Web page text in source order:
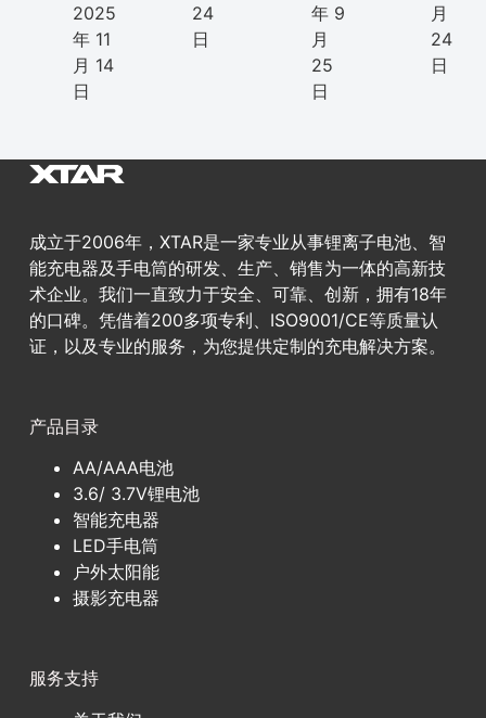
2025
年 11
月 14
日
24
日
年 9
月
25
日
月
24
日
成立于2006年，XTAR是一家专业从事锂离子电池、智
能充电器及手电筒的研发、生产、销售为一体的高新技
术企业。我们一直致力于安全、可靠、创新，拥有18年
的口碑。凭借着200多项专利、ISO9001/CE等质量认
证，以及专业的服务，为您提供定制的充电解决方案。
产品目录
AA/AAA电池
3.6/ 3.7V锂电池
智能充电器
LED手电筒
户外太阳能
摄影充电器
服务支持